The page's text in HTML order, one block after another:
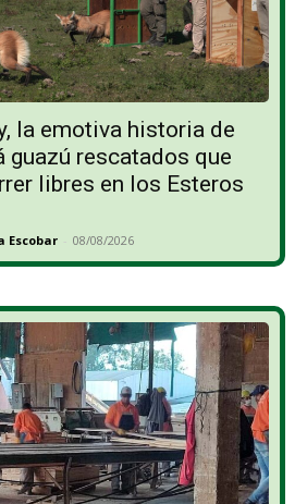
la emotiva historia de
guazú rescatados que
libres en los Esteros
Escobar - 08/08/2026